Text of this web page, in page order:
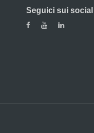
Seguici sui social